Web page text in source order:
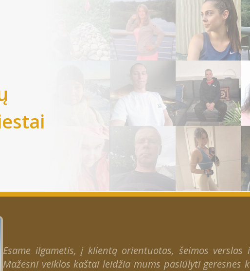
Esame ilgametis, į klientą orientuotas, šeimos verslas
Mažesni veiklos kaštai leidžia mums pasiūlyti